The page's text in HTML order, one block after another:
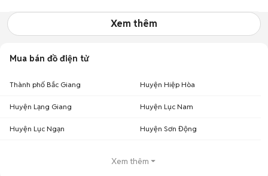
Xem thêm
Mua bán đồ điện tử
Thành phố Bắc Giang Huyện Hiệp Hòa
Huyện Lạng Giang Huyện Lục Nam
Huyện Lục Ngạn Huyện Sơn Động
Xem thêm